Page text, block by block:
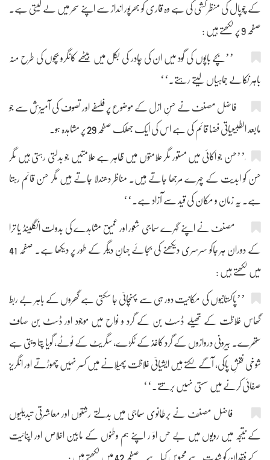
کے چوپال کی منظر کشی کی ہے وہ قاری کو بھرپور انداز سے اپنے سحر میں لے لیتی ہے۔
صفحہ 9 پر لکھتے ہیں :
’’بچے باپوں کی گود میں ان کی چادر کی بکل میں بیٹھے کانگرو بچوں کی طرح منہ
باہر نکالے جماہیاں لیتے رہتے۔‘‘
فاضل مصنف نے حسنِ ازل کے موضوع پر فلسفے اور تصوف کی آمیزش سے جو
مابعد الطبیعیاتی فضا قائم کی ہے اس کی ایک جھلک صفحہ 29 پر مشاہدہ ہو۔
ٖ’’حسن جو اکائی میں مستور مگر علامتوں میں ظاہر ہے علامتیں جو بدلتی رہتی ہیں مگر
حسن کو ابدیت کے چہرے مرجھا جاتے ہیں۔ مناظر دھندلا جاتے ہیں مگر حسن قائم رہتا
ہے۔ یہ زمان و مکان کی قید سے آزاد ہے۔‘‘
مصنف نے اپنے گہرے سماجی شعور اور عمیق مشاہدے کی بدولت انگلینڈ یا ترا
کے دوران ہر جاکو سرسری دیکھنے کی بجائے جہانِ دیگر کے طور پر دیکھا ہے۔ صفحہ 41
میں لکھتے ہیں :
’’پاکستانیوں کی مکانیت دور ہی سے پہنچائی جا سکتی ہے گھروں کے باہر بے ربط
گھاس غلاظت کے تھیلے ڈسٹ بن کے گرد و نواح میں موجود اور ڈسٹ بن صاف
ستھرے۔ بیرونی دروازوں کے گرد کاغذ کے ٹکڑے، سگریٹ کے ٹوٹے، گویا پتا دیتی ہے
شوخی نقشِ پاکی، آگے لکتے ہیں ایشیائی غلاظت پھیلانے میں کسر نہیں چھوڑتے اور انگریز
صفائی کرنے میں سستی نہیں برتتے۔‘‘
فاضل مصنف نے برطانوی سماجی میں بدلتے رشتوں اور معاشرتی تبدیلیوں
کے نتیجہ میں رویوں میں بے حس اؤ ر اپنے ہم وطنوں کے مابین اخلاص اور اپنائیت
کے فقدان کو شدت سے محسوس کیا ہے۔ صفحہ 42 میں لکھتے ہیں :